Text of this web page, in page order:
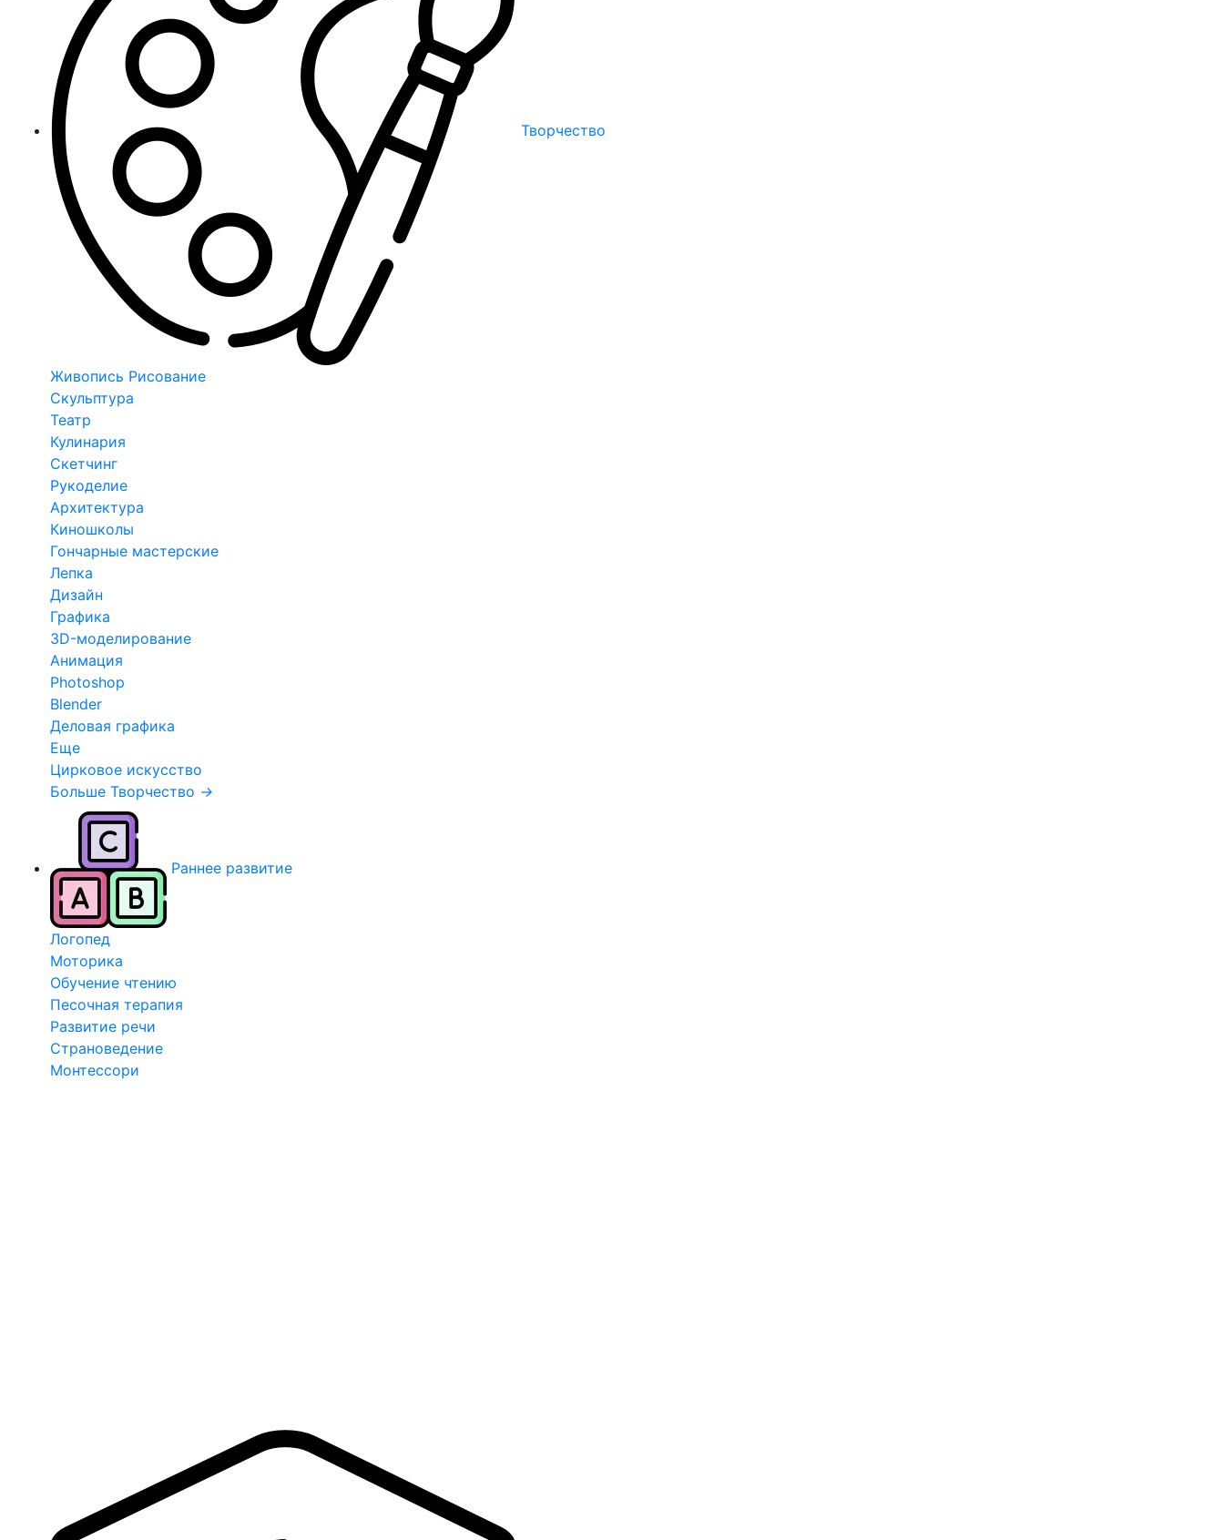
Творчество
Живопись Рисование
Скульптура
Театр
Кулинария
Скетчинг
Рукоделие
Архитектура
Киношколы
Гончарные мастерские
Лепка
Дизайн
Графика
3D-моделирование
Анимация
Photoshop
Blender
Деловая графика
Еще
Цирковое искусство
Больше Творчество →
Раннее развитие
Логопед
Моторика
Обучение чтению
Песочная терапия
Развитие речи
Страноведение
Монтессори